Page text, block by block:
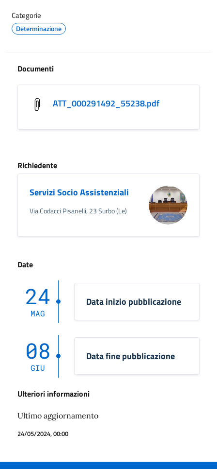
Categorie
Determinazione
Documenti
ATT_000291492_55238.pdf
Richiedente
Servizi Socio Assistenziali
Via Codacci Pisanelli, 23 Surbo (Le)
Date
24
MAG
Data inizio pubblicazione
08
GIU
Data fine pubblicazione
Ulteriori informazioni
Ultimo aggiornamento
24/05/2024, 00:00